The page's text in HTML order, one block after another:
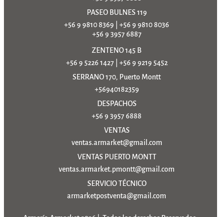
PASEO BULNES 119
+56 9 9810 8369
+56 9 9810 8036
+56 9 3957 6887
ZENTENO 145 B
+56 9 5226 1427| +56 9 9219 5452
SERRANO 170, Puerto Montt
+56940182359
DESPACHOS
+56 9 3957 6888
VENTAS
ventas.armarket@gmail.com
VENTAS PUERTO MONTT
ventas.armarket.pmontt@gmail.com
SERVICIO TÉCNICO
armarketpostventa@gmail.com